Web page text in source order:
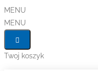
MENU
MENU
Twoj koszyk